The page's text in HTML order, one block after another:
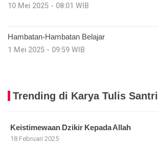
10 Mei 2025 - 08:01 WIB
Hambatan-Hambatan Belajar
1 Mei 2025 - 09:59 WIB
Trending di Karya Tulis Santri
Keistimewaan Dzikir Kepada Allah
18 Februari 2025